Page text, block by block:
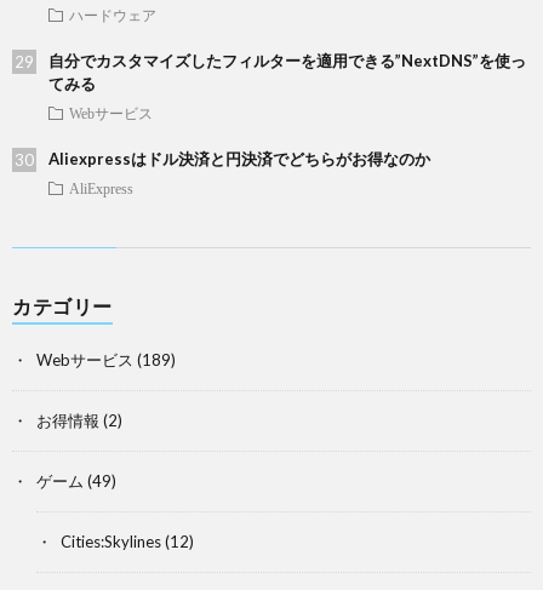
ハードウェア
自分でカスタマイズしたフィルターを適用できる”NextDNS”を使っ
てみる
Webサービス
Aliexpressはドル決済と円決済でどちらがお得なのか
AliExpress
カテゴリー
Webサービス (189)
お得情報 (2)
ゲーム (49)
Cities:Skylines(12)